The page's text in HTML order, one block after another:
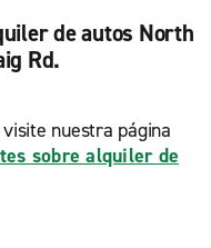
de autos North
Rd.
nuestra página
sobre alquiler de